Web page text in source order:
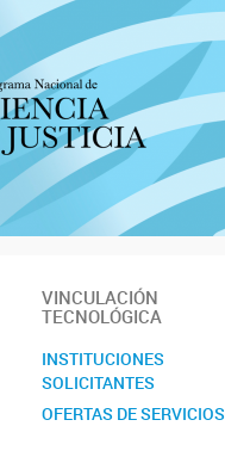
VINCULACIÓN
TECNOLÓGICA
INSTITUCIONES
SOLICITANTES
OFERTAS DE SERVICIOS